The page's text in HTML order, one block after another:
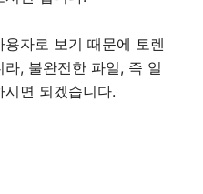
자로 보기 때문에 토렌
, 불완전한 파일, 즉 일
면 되겠습니다.